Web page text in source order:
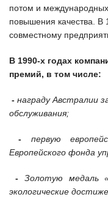
потом и
повышения качества. В
совместному
В 1990-х годах
премий, в том числе:
- награду Австралии
обслуживания;
-
первую
Европейского фонда
-Золотую медаль
экологические